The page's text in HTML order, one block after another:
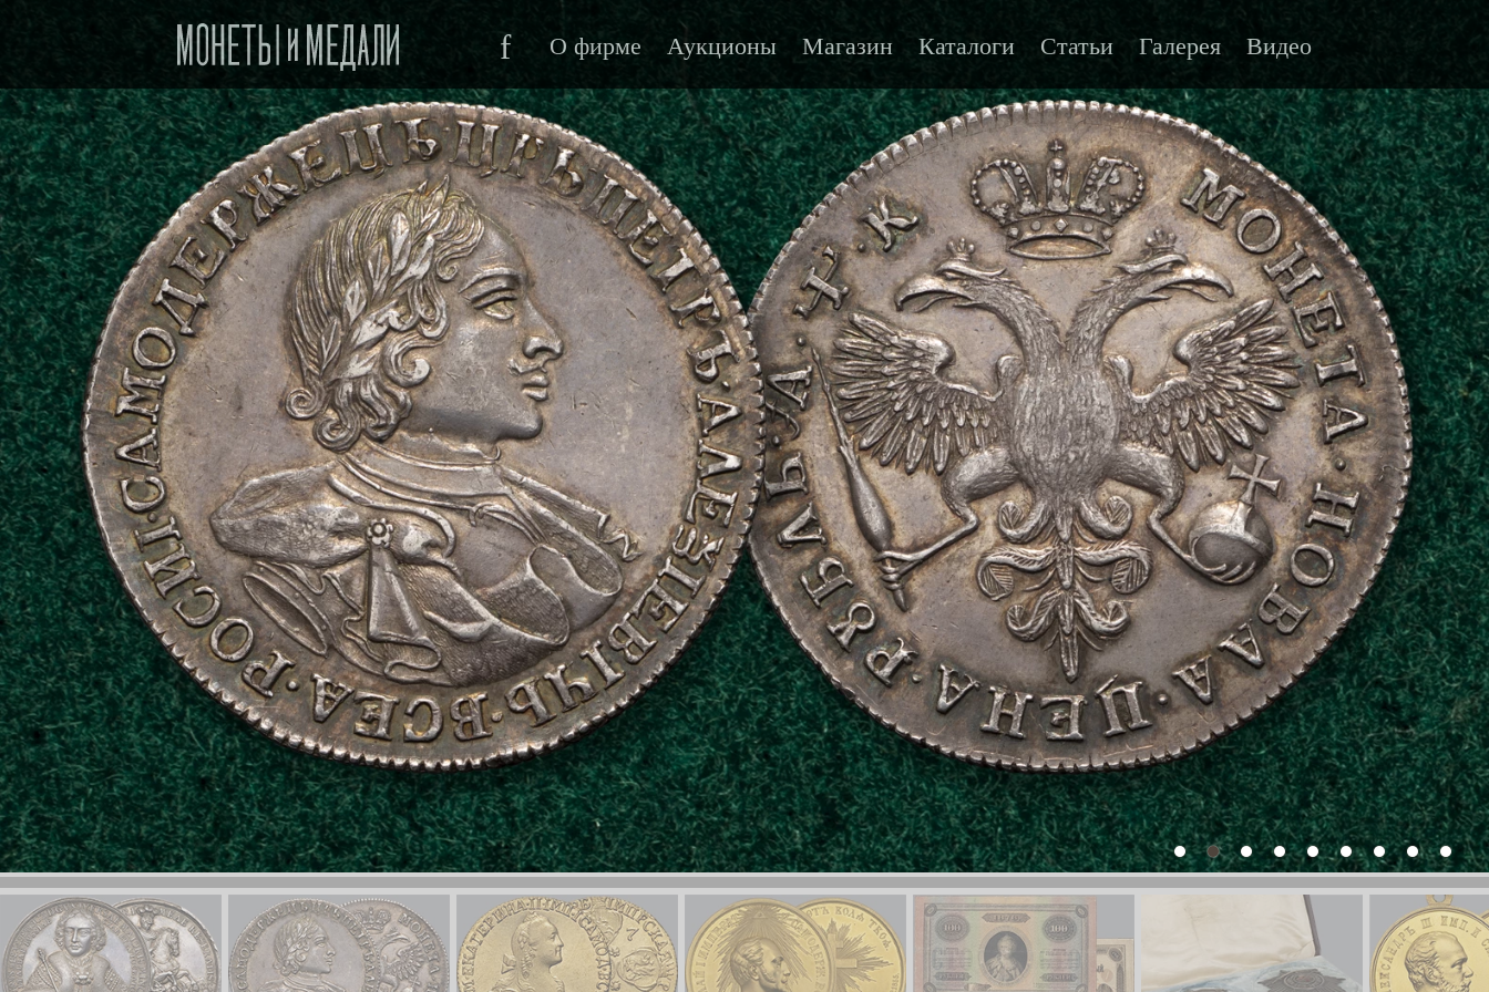
f О фирме Аукционы Магазин Каталоги Статьи Галерея Видео